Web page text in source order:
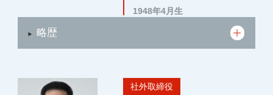
1948年4月生
略歴
社外取締役